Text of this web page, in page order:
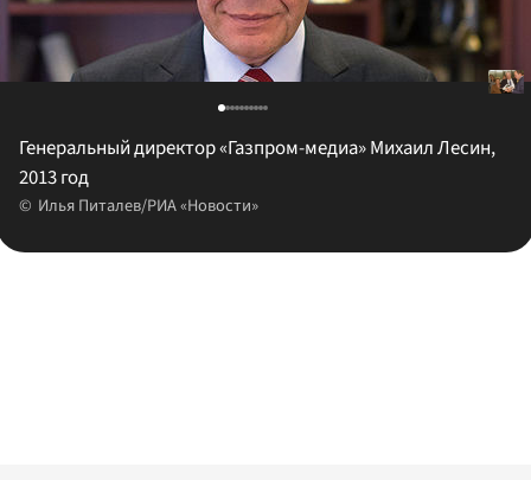
Генеральный директор «Газпром-медиа» Михаил Лесин,
2013 год
Илья Питалев/РИА «Новости»